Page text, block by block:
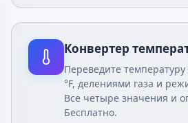
Конвертер
Переведите температуру
°F, делениями газа и
Все четыре значения и
Бесплатно.